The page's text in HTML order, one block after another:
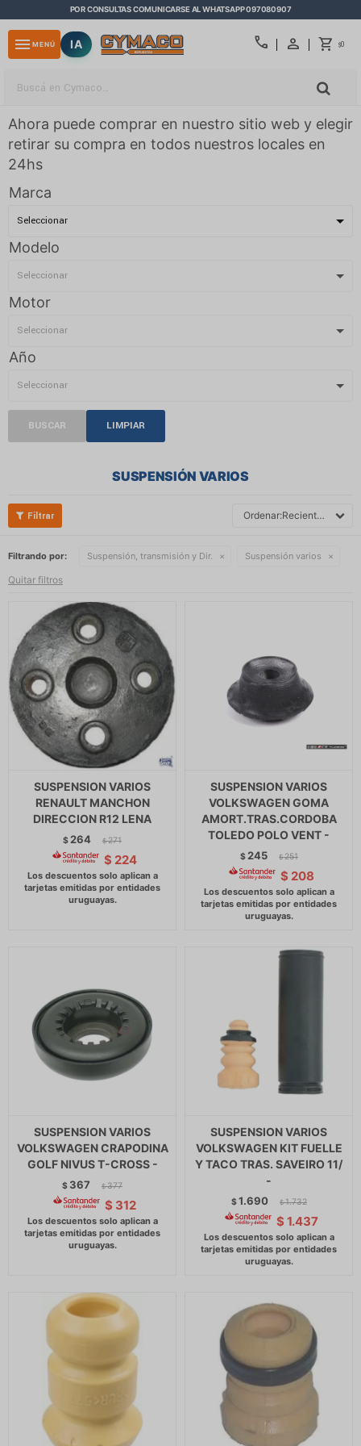
POR CONSULTAS COMUNICARSE AL WHATSAPP 097080907
call $0
menu MENÚ IA
Ahora puede comprar en nuestro sitio web y elegir
retirar su compra en todos nuestros locales en
24hs
Marca
Modelo
Motor
Año
BUSCAR LIMPIAR
SUSPENSIÓN VARIOS
Recientes
Filtrando por: Suspensión, transmisión y Dir. Suspensión varios
Quitar filtros
SUSPENSION VARIOS
RENAULT MANCHON
DIRECCION R12 LENA
$ 264 $ 271
$ 224
SUSPENSION VARIOS
VOLKSWAGEN GOMA
AMORT.TRAS.CORDOBA
TOLEDO POLO VENT -
$ 245 $ 251
$ 208
SUSPENSION VARIOS
VOLKSWAGEN CRAPODINA
GOLF NIVUS T-CROSS -
$ 367 $ 377
$ 312
SUSPENSION VARIOS
VOLKSWAGEN KIT FUELLE
Y TACO TRAS. SAVEIRO 11/
-
$1.690 $ 1.732
$ 1.437
close